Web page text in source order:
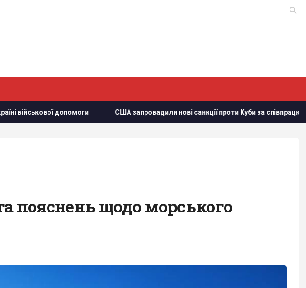
США запровадили нові санкції проти Куби за співпрацю з Китаєм та РФ, -
пояснень щодо морського